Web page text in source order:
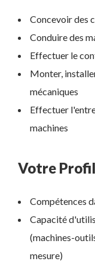
Concevoir des
Conduire des
Effectuer le
Monter,
mécaniques
Effectuer
machines
Votre Profil
Compétences
Capacité
(machines-
mesure)